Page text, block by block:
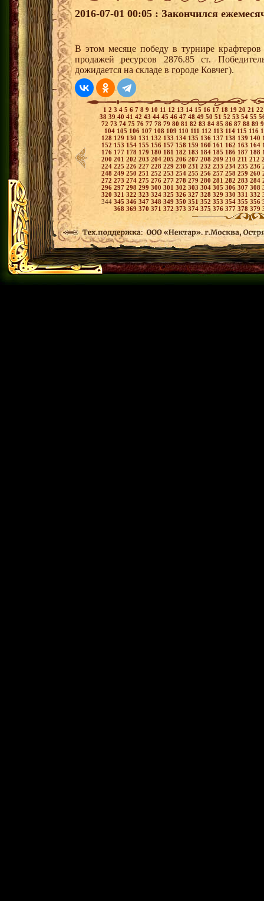
2016-07-01 00:05 : Закончился
В этом месяце победу в турнире
продажей ресурсов 2876.85 ст.
дожидается на складе в городе Ковчег).
1 2 3 4 5 6 7 8 9 10 11 12 13 14 15 16 17 18 19 20 21
38 39 40 41 42 43 44 45 46 47 48 49 50 51 52 53 54 55
72 73 74 75 76 77 78 79 80 81 82 83 84 85 86 87 88 89
104 105 106 107 108 109 110 111 112 113 114 115 116
128 129 130 131 132 133 134 135 136 137 138 139 140
152 153 154 155 156 157158 159 160 161 162 163 164
176 177 178 179 180 181 182 183 184 185 186 187 188
200 201 202 203 204 205 206 207 208 209 210 211 212
224 225 226 227 228 229 230 231 232 233 234 235 236
248 249 250 251 252 253 254 255 256 257 258 259 260
272 273 274 275 276 277 278 279 280 281 282 283 284
296 297 298 299 300 301 302 303 304 305 306 307 308
320 321 322 323 324 325 326 327 328 329 330 331 332
344 345 346 347 348 349 350 351 352 353 354 355 356
368 369 370 371 372 373 374 375 376 377 378 379